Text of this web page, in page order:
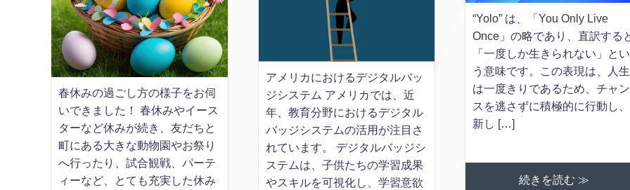
春休みの過ごし方の様子をお伺
いできました！ 春休みやイース
ターなど休みが続き、友だちと
町にある大きな動物園やお祭り
へ行ったり、試合観戦、パーテ
ィーなど、とても充実した休み
アメリカにおけるデジタルバッ
ジシステム アメリカでは、近
年、教育分野におけるデジタル
バッジシステムの活用が注目さ
れています。 デジタルバッジシ
ステムは、子供たちの学習成果
やスキルを可視化し、学習意欲
“Yolo” は、「You Only Live
Once」の略であり、直訳する
「一度しか生きられない」とい
う意味です。この表現は、人生
は一度きりであるため、チャン
スを逃さずに積極的に行動し、
新し […]
続きを読む ≫